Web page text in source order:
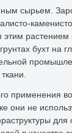
сырьем.
растением
бухт на
применения
они не